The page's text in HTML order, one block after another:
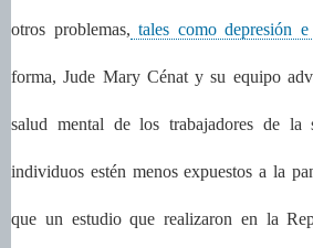
otros problemas, tales como depresión
forma, Jude Mary Cénat y su equipo
salud mental de los trabajadores de la
individuos estén menos expuestos a la
que un estudio que realizaron en la